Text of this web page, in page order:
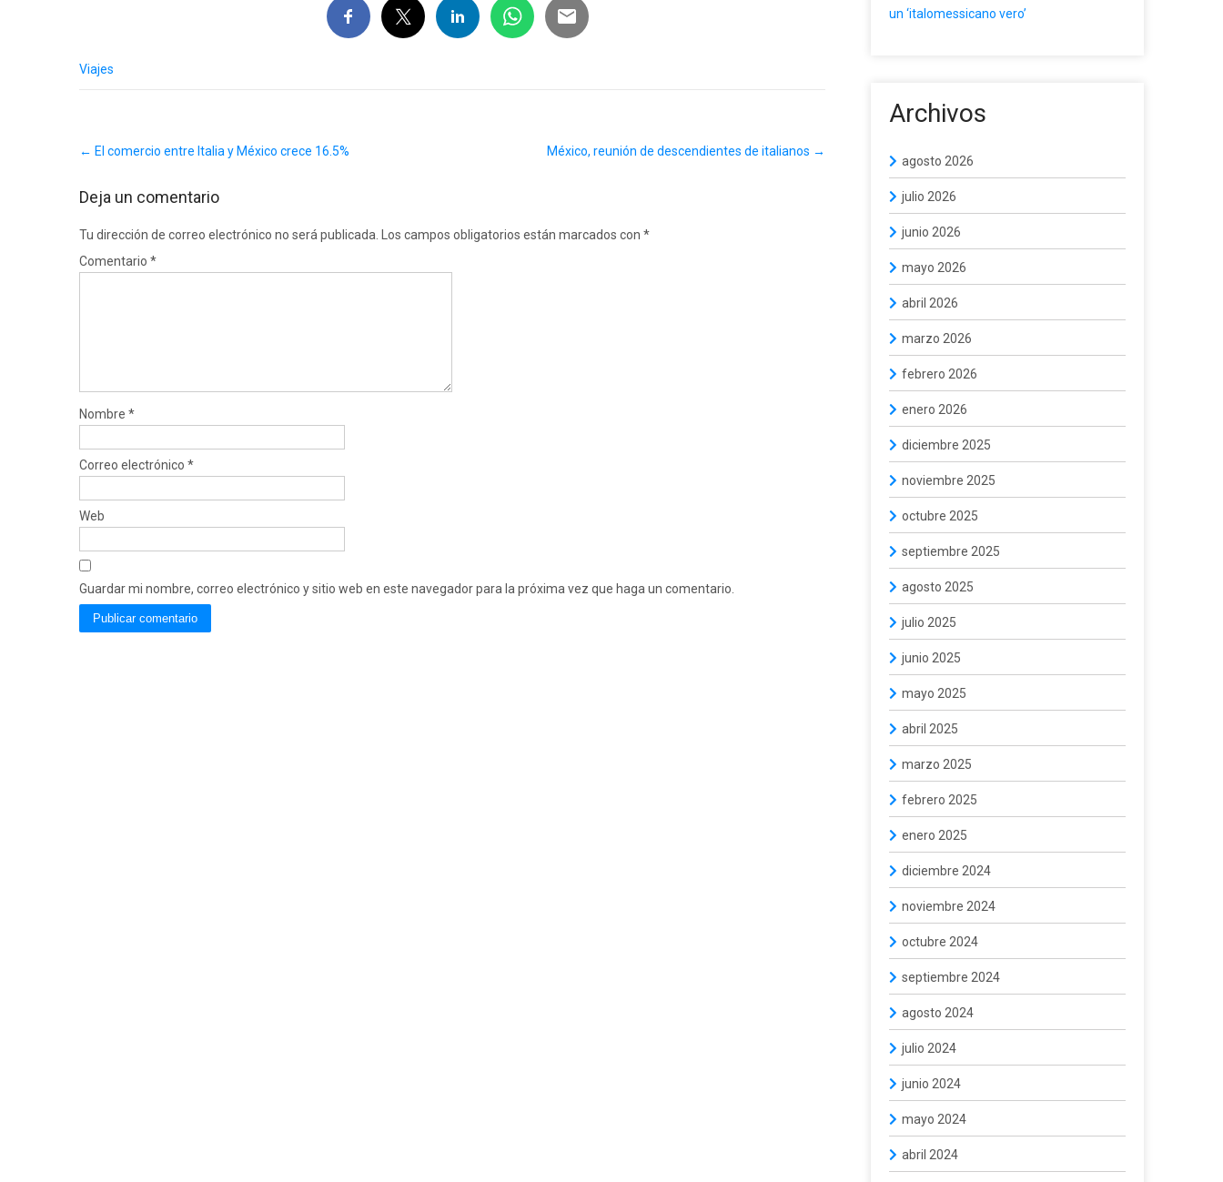
Viajes
navigation
← El comercio entre Italia y México crece 16.5% México, reunión de descendientes de italianos →
Deja un comentario
Tu dirección de correo electrónico no será publicada. Los campos obligatorios están marcados con *
Comentario *
Nombre *
Correo electrónico *
Web
Guardar mi nombre, correo electrónico y sitio web en este navegador para la próxima vez que haga un comentario.
un ‘italomessicano vero’
Archivos
agosto 2026
julio 2026
junio 2026
mayo 2026
abril 2026
marzo 2026
febrero 2026
enero 2026
diciembre 2025
noviembre 2025
octubre 2025
septiembre 2025
agosto 2025
julio 2025
junio 2025
mayo 2025
abril 2025
marzo 2025
febrero 2025
enero 2025
diciembre 2024
noviembre 2024
octubre 2024
septiembre 2024
agosto 2024
julio 2024
junio 2024
mayo 2024
abril 2024